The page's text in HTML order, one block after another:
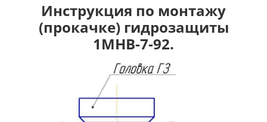
Инструкция по монтажу
(прокачке) гидрозащиты
1МНВ-7-92.